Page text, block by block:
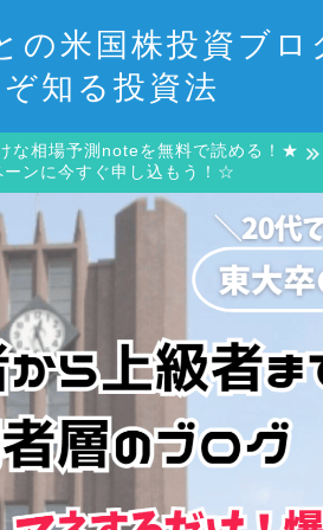
の米国株投資ブロ
知る投資法
な相場予測noteを無料で読める！★
ンに今すぐ申し込もう！☆